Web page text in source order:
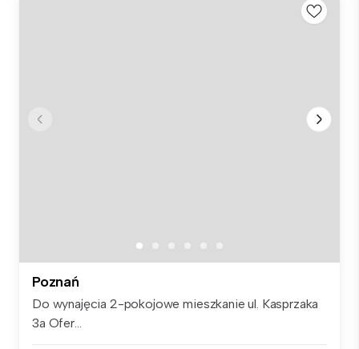
Poznań
Do wynajęcia 2-pokojowe mieszkanie ul. Kasprzaka
3a Ofer...